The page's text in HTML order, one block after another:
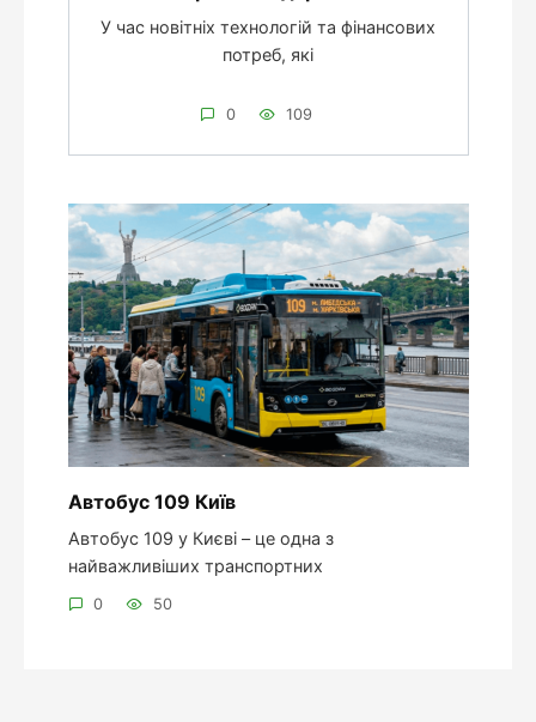
У час новітніх технологій та фінансових
потреб, які
0 109
Автобус 109 Київ
Автобус 109 у Києві – це одна з
найважливіших транспортних
0 50